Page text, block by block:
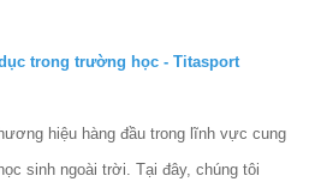
trong trường học - Titasport
hiệu hàng đầu trong lĩnh vực cung
sinh ngoài trời. Tại đây, chúng tôi